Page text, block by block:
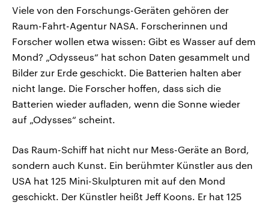
Viele von den Forschungs-Geräten gehören der
Raum-Fahrt-Agentur NASA. Forscherinnen und
Forscher wollen etwa wissen: Gibt es Wasser auf dem
Mond? „Odysseus“ hat schon Daten gesammelt und
Bilder zur Erde geschickt. Die Batterien halten aber
nicht lange. Die Forscher hoffen, dass sich die
Batterien wieder aufladen, wenn die Sonne wieder
auf „Odysses“ scheint.
Das Raum-Schiff hat nicht nur Mess-Geräte an Bord,
sondern auch Kunst. Ein berühmter Künstler aus den
USA hat 125 Mini-Skulpturen mit auf den Mond
geschickt. Der Künstler heißt Jeff Koons. Er hat 125